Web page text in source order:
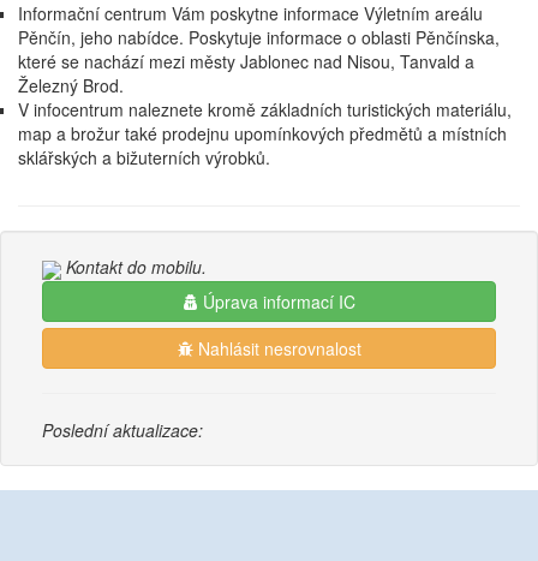
Informační centrum Vám poskytne informace Výletním areálu
Pěnčín, jeho nabídce. Poskytuje informace o oblasti Pěnčínska,
které se nachází mezi městy Jablonec nad Nisou, Tanvald a
Železný Brod.
V infocentrum naleznete kromě základních turistických materiálu,
map a brožur také prodejnu upomínkových předmětů a místních
sklářských a bižuterních výrobků.
Kontakt do mobilu.
Úprava informací IC
Nahlásit nesrovnalost
Poslední aktualizace: